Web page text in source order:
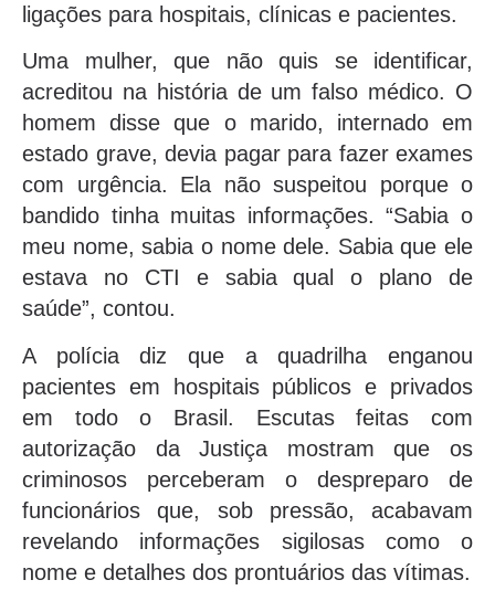
ligações para hospitais, clínicas e pacientes.
Uma mulher, que não quis se identificar,
acreditou na história de um falso médico. O
homem disse que o marido, internado em
estado grave, devia pagar para fazer exames
com urgência. Ela não suspeitou porque o
bandido tinha muitas informações. “Sabia o
meu nome, sabia o nome dele. Sabia que ele
estava no CTI e sabia qual o plano de
saúde”, contou.
A polícia diz que a quadrilha enganou
pacientes em hospitais públicos e privados
em todo o Brasil. Escutas feitas com
autorização da Justiça mostram que os
criminosos perceberam o despreparo de
funcionários que, sob pressão, acabavam
revelando informações sigilosas como o
nome e detalhes dos prontuários das vítimas.